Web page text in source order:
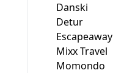
Danski
Detur
Escapeaway
Mixx Travel
Momondo